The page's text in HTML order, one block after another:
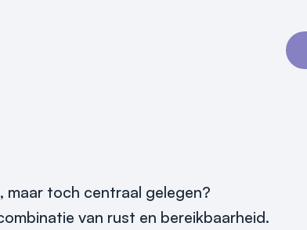
maar toch centraal gelegen?
van rust en bereikbaarheid.